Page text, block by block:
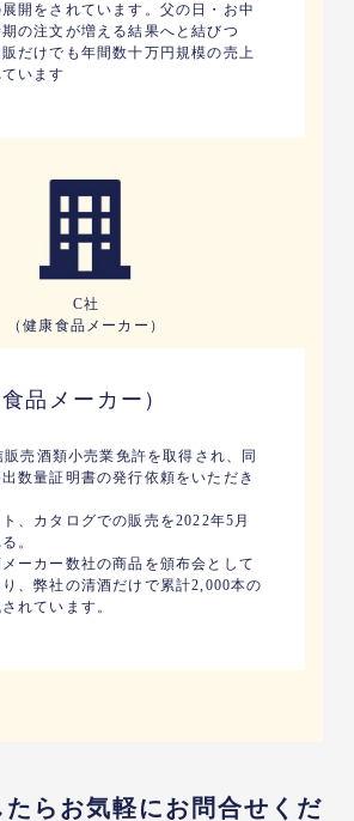
開をされています。父の日・お中
の注文が増える結果へと結びつ
だけでも年間数十万円規模の売上
います
C社
（健康食品メーカー）
品メーカー）
販売酒類小売業免許を取得され、同
数量証明書の発行依頼をいただき
、カタログでの販売を2022年5月
。
ーカー数社の商品を頒布会として
、弊社の清酒だけで累計2,000本の
れています。
らお気軽にお問合せくだ